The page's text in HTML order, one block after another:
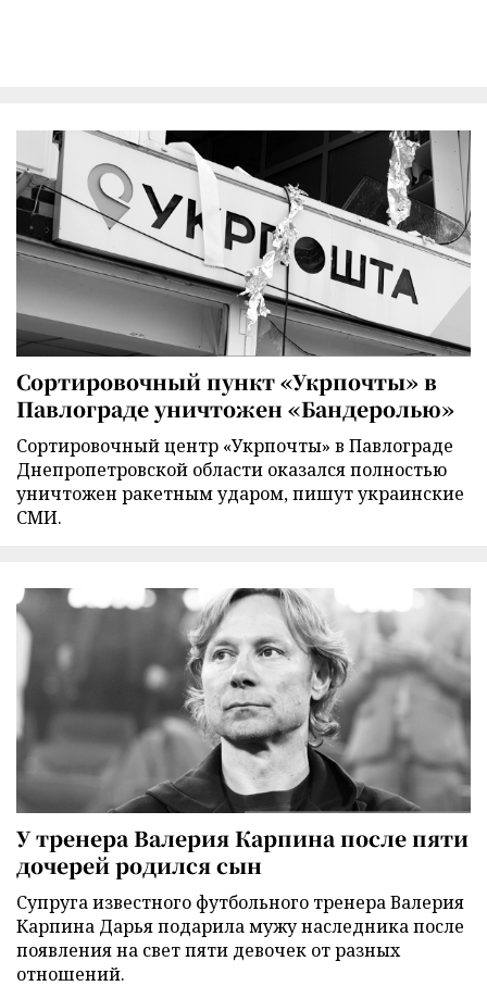
Сортировочный пункт «Укрпочты» в
Павлограде уничтожен «Бандеролью»
Сортировочный центр «Укрпочты» в Павлограде
Днепропетровской области оказался полностью
уничтожен ракетным ударом, пишут украинские
СМИ.
У тренера Валерия Карпина после пяти
дочерей родился сын
Супруга известного футбольного тренера Валерия
Карпина Дарья подарила мужу наследника после
появления на свет пяти девочек от разных
отношений.